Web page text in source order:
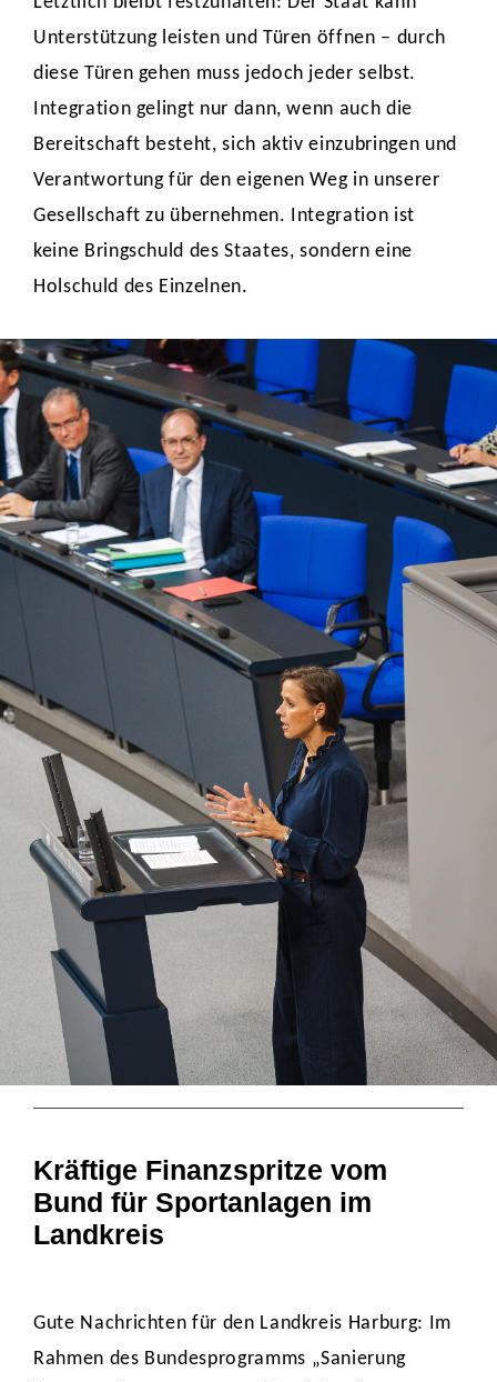
Unterstützung leisten und Türen öffnen – durch
diese Türen gehen muss jedoch jeder selbst.
Integration gelingt nur dann, wenn auch die
Bereitschaft besteht, sich aktiv einzubringen und
Verantwortung für den eigenen Weg in unserer
Gesellschaft zu übernehmen. Integration ist
keine Bringschuld des Staates, sondern eine
Holschuld des Einzelnen.
Kräftige Finanzspritze vom
Bund für Sportanlagen im
Landkreis
Gute Nachrichten für den Landkreis Harburg: Im
Rahmen des Bundesprogramms „Sanierung